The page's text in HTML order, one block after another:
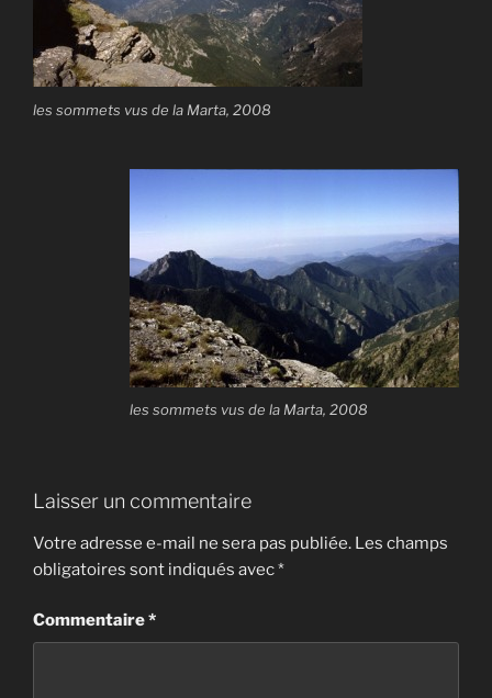
les sommets vus de la Marta, 2008
les sommets vus de la Marta, 2008
Laisser un commentaire
Votre adresse e-mail ne sera pas publiée. Les champs
obligatoires sont indiqués avec*
Commentaire*